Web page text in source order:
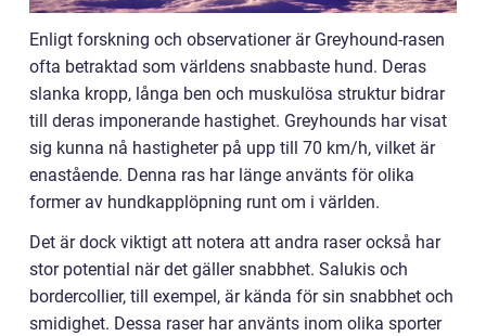
Enligt forskning och observationer är Greyhound-rasen
ofta betraktad som världens snabbaste hund. Deras
slanka kropp, långa ben och muskulösa struktur bidrar
till deras imponerande hastighet. Greyhounds har visat
sig kunna nå hastigheter på upp till 70 km/h, vilket är
enastående. Denna ras har länge använts för olika
former av hundkapplöpning runt om i världen.
Det är dock viktigt att notera att andra raser också har
stor potential när det gäller snabbhet. Salukis och
bordercollier, till exempel, är kända för sin snabbhet och
smidighet. Dessa raser har använts inom olika sporter